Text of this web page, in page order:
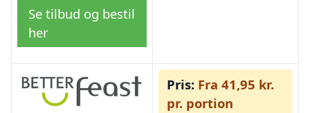
Se tilbud og bestil
her
Pris: Fra 41,95 kr.
pr. portion